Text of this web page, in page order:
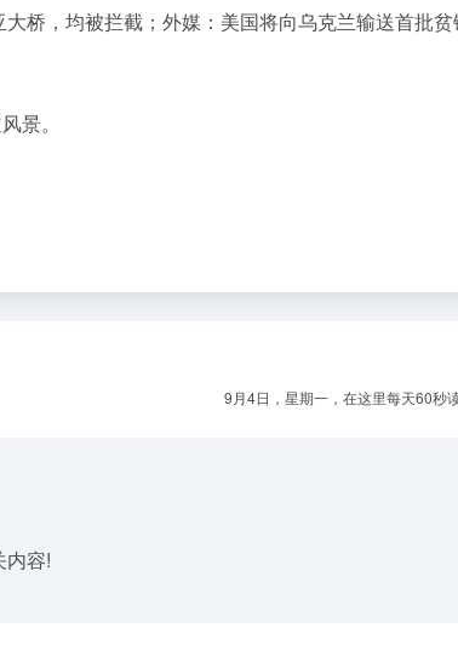
桥，均被拦截；外媒：美国将向乌克兰输送首批贫
景。
9月4日，星期一，在这里每天60秒
内容!